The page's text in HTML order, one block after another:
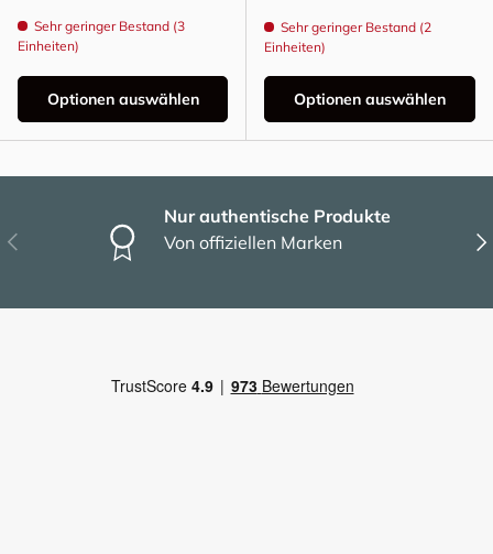
Sehr geringer Bestand (3
Einheiten)
Optionen auswählen
Sehr geringer Bestand (2
Einheiten)
Optionen auswählen
Vorherige
Nur authentische Produkte
Von offiziellen Marken